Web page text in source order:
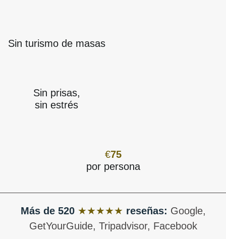
Sin turismo de masas
Sin prisas,
sin estrés
€75
por persona
Más de520 ★★★★★ reseñas: Google,
GetYourGuide, Tripadvisor, Facebook